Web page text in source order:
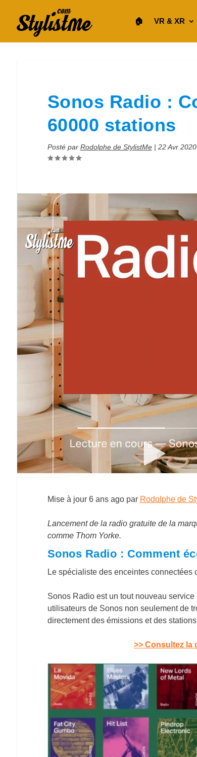
🏠︎ VR & XR
Sonos Radio :
60000 stations
Posté par Rodolphe de StylistMe| 22 Avr 2020
Mise à jour 6 ans agopar Rodolphe de
Lancement de la radio gratuite de la
comme Thom Yorke.
Sonos Radio : Comment
Le spécialiste des enceintes
Sonos Radio est un tout nouveau
utilisateurs de Sonos non seulement de
directement des émissions et des
>> Consultez la